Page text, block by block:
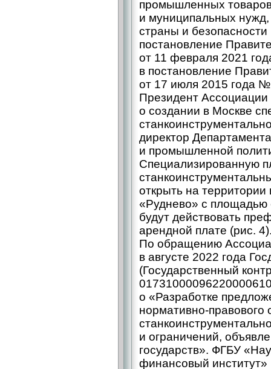
промышленных
и муниципальных
страны и безопасности
постановление
от 11 февраля 2021
в постановление
от 17 июля 2015 года
Президент
о создании в Москве
директор
и промышленной
Специализированную
открыть на территории
«Руднево» с площадью
будут действовать
арендной плате (рис.
По обращению
в августе 2022 года
(Государственный
о «Разработке
нормативно-­правового
и ограничений,
государств». ФГБУ
финансовый